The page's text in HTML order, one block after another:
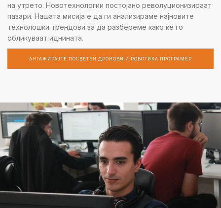
на утрето. Новотехнологии постојано револуционизираат
пазари. Нашата мисија е да ги анализираме најновите
технолошки трендови за да разбереме како ќе го
обликуваат иднината.
АНГАЖИРАЈТЕ ПОСВЕТЕН ДРОНОВИ И РОБОТИКА ПРОГРАМЕР